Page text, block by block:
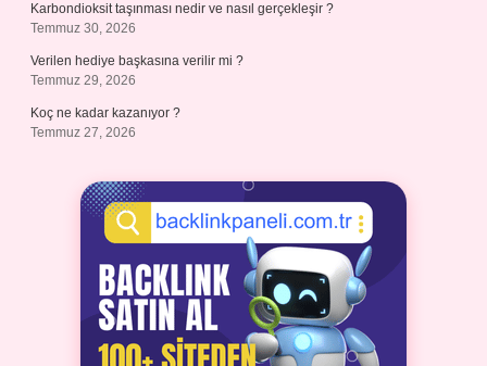
Karbondioksit taşınması nedir ve nasıl gerçekleşir ?
Temmuz 30, 2026
Verilen hediye başkasına verilir mi ?
Temmuz 29, 2026
Koç ne kadar kazanıyor ?
Temmuz 27, 2026